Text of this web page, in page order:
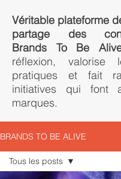
Véritable plateforme
partage des
Brands To Be
réflexion, valorise
pratiques et fait
initiatives qui font
marques.
BRANDS TO BE ALIVE
Tous les posts